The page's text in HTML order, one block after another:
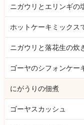
ニガウリとエリンギの
ホットケーキミックス
ニガウリと落花生の炊
ゴーヤのシフォンケー
にがうりの佃煮
ゴーヤスカッシュ